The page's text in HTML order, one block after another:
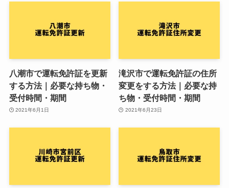
八潮市で運転免許証を更新
する方法｜必要な持ち物・
受付時間・期間
2021年6月1日
滝沢市で運転免許証の住所
変更をする方法｜必要な持
ち物・受付時間・期間
2021年6月23日